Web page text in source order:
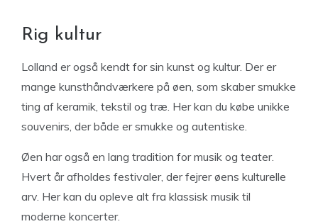
Rig kultur
Lolland er også kendt for sin kunst og kultur. Der er
mange kunsthåndværkere på øen, som skaber smukke
ting af keramik, tekstil og træ. Her kan du købe unikke
souvenirs, der både er smukke og autentiske.
Øen har også en lang tradition for musik og teater.
Hvert år afholdes festivaler, der fejrer øens kulturelle
arv. Her kan du opleve alt fra klassisk musik til
moderne koncerter.